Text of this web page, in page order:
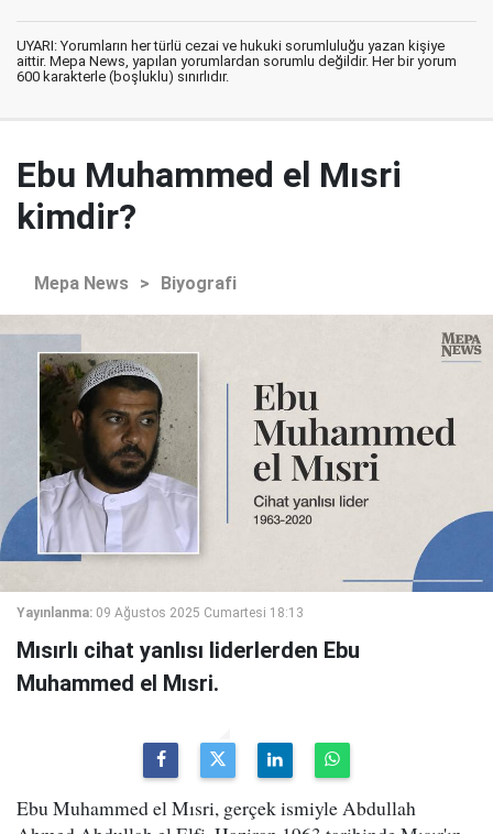
UYARI: Yorumların her türlü cezai ve hukuki sorumluluğu yazan kişiye
aittir. Mepa News, yapılan yorumlardan sorumlu değildir. Her bir yorum
600 karakterle (boşluklu) sınırlıdır.
Ebu Muhammed el Mısri
kimdir?
Mepa News > Biyografi
Yayınlanma: 09 Ağustos 2025 Cumartesi 18:13
Mısırlı cihat yanlısı liderlerden Ebu
Muhammed el Mısri.
Ebu Muhammed el Mısri, gerçek ismiyle Abdullah